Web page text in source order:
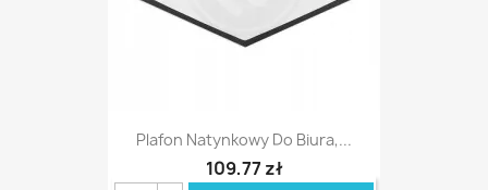
Plafon Natynkowy Do Biura,...
109,77 zł